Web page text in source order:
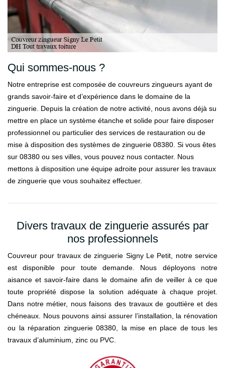
Qui sommes-nous ?
Notre entreprise est composée de couvreurs zingueurs ayant de
grands savoir-faire et d’expérience dans le domaine de la
zinguerie. Depuis la création de notre activité, nous avons déjà su
mettre en place un système étanche et solide pour faire disposer
professionnel ou particulier des services de restauration ou de
mise à disposition des systèmes de zinguerie 08380. Si vous êtes
sur 08380 ou ses villes, vous pouvez nous contacter. Nous
mettons à disposition une équipe adroite pour assurer les travaux
de zinguerie que vous souhaitez effectuer.
Divers travaux de zinguerie assurés par
nos professionnels
Couvreur pour travaux de zinguerie Signy Le Petit, notre service
est disponible pour toute demande. Nous déployons notre
aisance et savoir-faire dans le domaine afin de veiller à ce que
toute propriété dispose la solution adéquate à chaque projet.
Dans notre métier, nous faisons des travaux de gouttière et des
chéneaux. Nous pouvons ainsi assurer l’installation, la rénovation
ou la réparation zinguerie 08380, la mise en place de tous les
travaux d’aluminium, zinc ou PVC.